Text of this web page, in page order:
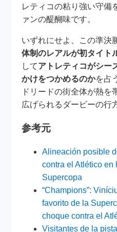
レティコの粘り強い守備
ァンの醍醐味です。
いずれにせよ、この準決
体制のレアルが初タイト
してアトレティコがシー
かけをつかめるのかを占
ドリードの街全体が熱を
広げられるダービーの行
参考元
Alineación posible
contra el Atlético en
Supercopa
“Champions”:
favorito de la
choque contra el
Visitantes de la